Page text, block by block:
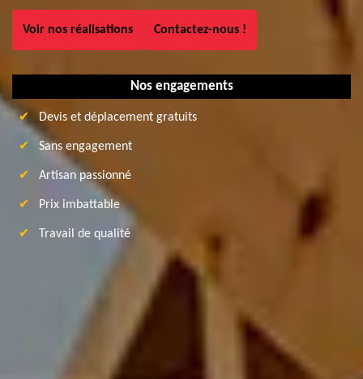
Voir nos réalisations Contactez-nous !
Nos engagements
Devis et déplacement gratuits
Sans engagement
Artisan passionné
Prix imbattable
Travail de qualité